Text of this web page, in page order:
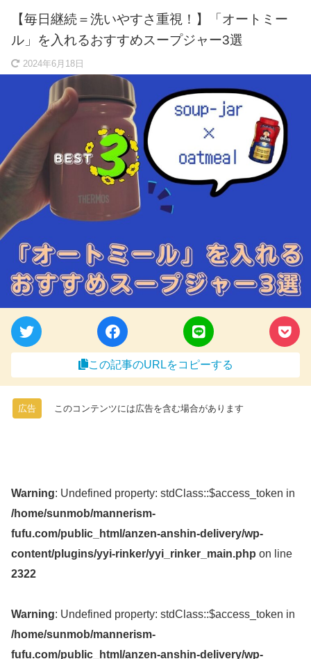
【毎日継続＝洗いやすさ重視！】「オートミー
ル」を入れるおすすめスープジャー3選
2024年6月18日
この記事のURLをコピーする
広告 このコンテンツには広告を含む場合があります
Warning: Undefined property: stdClass::$access_token in
/home/sunmob/mannerism-
fufu.com/public_html/anzen-anshin-delivery/wp-
content/plugins/yyi-rinker/yyi_rinker_main.php on line
2322
Warning: Undefined property: stdClass::$access_token in
/home/sunmob/mannerism-
fufu.com/public_html/anzen-anshin-delivery/wp-